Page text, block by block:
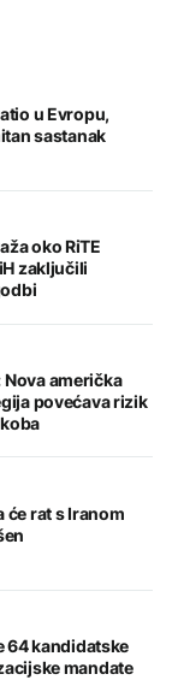
u Evropu,
sastanak
oko RiTE
zaključili
američka
povećava rizik
će rat s Iranom
64 kandidatske
mandate